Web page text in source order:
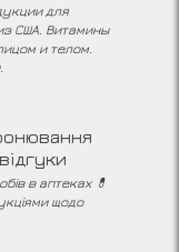
для
США. Витамины
и телом.
в аптеках 💊
щодо